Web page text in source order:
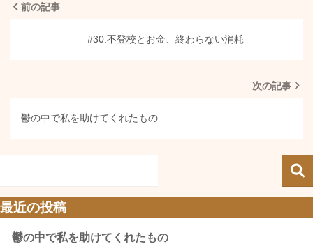
前の記事
#30.不登校とお金、終わらない消耗
次の記事
鬱の中で私を助けてくれたもの
最近の投稿
鬱の中で私を助けてくれたもの